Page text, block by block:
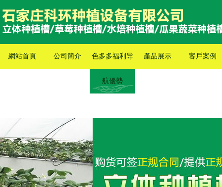
網站首頁 公司簡介 色多多福利导
航優勢
產品展示 客戶案例